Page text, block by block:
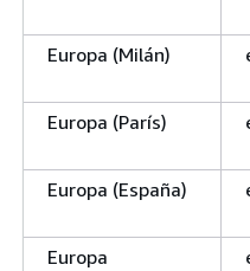
Europa (Milán)
Europa (París)
Europa (España)
Europa